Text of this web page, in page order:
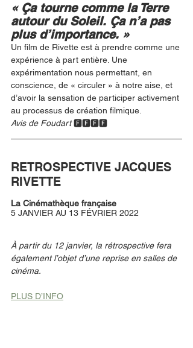
« Ça tourne comme la Terre
autour du Soleil. Ça n’a pas
plus d’importance. »
Un film de Rivette est à prendre comme une
expérience à part entière. Une
expérimentation nous permettant, en
conscience, de « circuler » à notre aise, et
d’avoir la sensation de participer activement
au processus de création filmique.
Avis de Foudart 🅵🅵🅵🅵
RETROSPECTIVE JACQUES
RIVETTE
La Cinémathèque française
5 JANVIER AU 13 FÉVRIER 2022
À partir du 12 janvier, la rétrospective fera
également l’objet d’une reprise en salles de
cinéma.
PLUS D’INFO